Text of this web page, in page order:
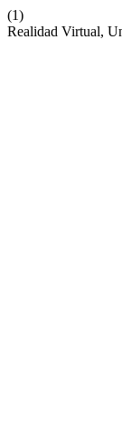
(1)
Realidad Virtual,